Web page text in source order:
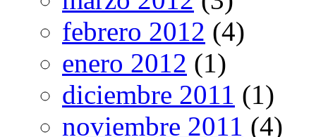
febrero 2012 (4)
enero 2012 (1)
diciembre 2011 (1)
noviembre 2011 (4)